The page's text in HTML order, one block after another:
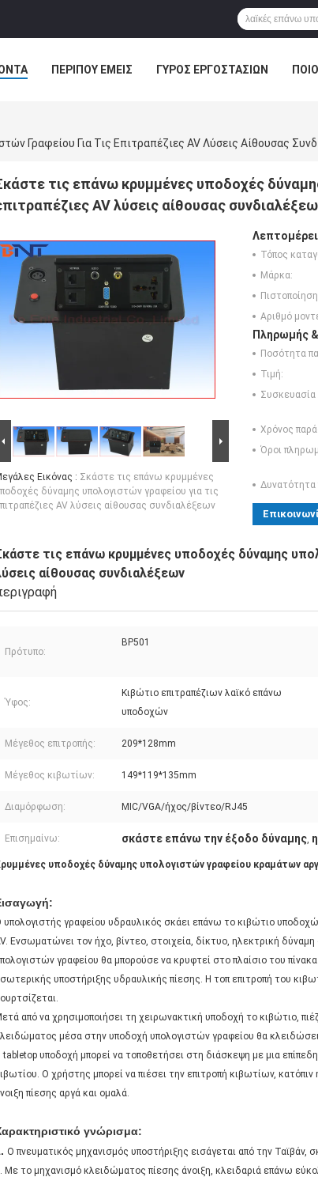
ΠΕΡΊΠΟΥ ΕΜΕΊΣ ΓΎΡΟΣ ΕΡΓΟΣΤΑΣΊΩΝ
Γραφείου Για Τις Επιτραπέζιες AV Λύσεις Αίθουσας
τις επάνω κρυμμένες υποδοχές
AV λύσεις αίθουσας
Εικόνας : Σκάστε τις επάνω κρυμμένες
δύναμης υπολογιστών γραφείου για τις
AV λύσεις αίθουσας συνδιαλέξεων
Τόπος
Μάρκα:
Αριθμό
Πληρωμής
Ποσότητα
Τιμή:
Συσκευασία
Χρόνος
Όροι
τις επάνω κρυμμένες υποδοχές δύναμης
αίθουσας συνδιαλέξεων
Πρότυπο:
BP501
Ύφος:
Κιβώτιο επιτραπέζιων λαϊκό επάνω
υποδοχών
Μέγεθος επιτροπής: 209*128mm
Μέγεθος κιβωτίων: 149*119*135mm
Διαμόρφωση: MIC/VGA/ήχος/βίντεο/RJ45
Επισημαίνω: σκάστε επάνω την έξοδο δύναμης
υποδοχές δύναμης υπολογιστών γραφείου κραμάτων
υπολογιστής γραφείου υδραυλικός σκάει επάνω το κιβώτιο
Ενσωματώνει τον ήχο, βίντεο, στοιχεία, δίκτυο, ηλεκτρική
γραφείου θα μπορούσε να κρυφτεί στο πλαίσιο του
υποστήριξης υδραυλικής πίεσης. Η τοπ επιτροπή του
από να χρησιμοποιήσει τη χειρωνακτική υποδοχή το κιβώτιο,
μέσα στην υποδοχή υπολογιστών γραφείου θα
tabletop υποδοχή μπορεί να τοποθετήσει στη διάσκεψη με μια
Ο χρήστης μπορεί να πιέσει την επιτροπή κιβωτίων,
πίεσης αργά και ομαλά.
γνώρισμα:
Ο πνευματικός μηχανισμός υποστήριξης εισάγεται από την Ταϊβάν,
Με το μηχανισμό κλειδώματος πίεσης άνοιξη, κλειδαριά επάνω